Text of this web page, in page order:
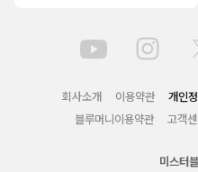
회사소개 이용약관 개인
블루머니이용약관
고객센
미스터